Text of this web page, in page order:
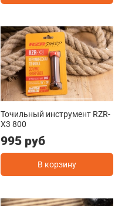
Точильный инструмент RZR-
X3 800
995 руб
В корзину